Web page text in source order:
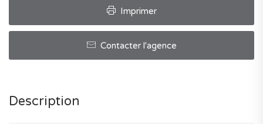
Imprimer
Contacter l'agence
Description